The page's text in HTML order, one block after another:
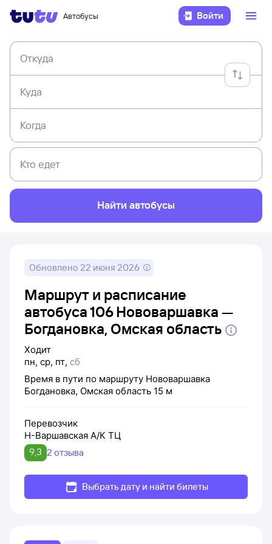
Автобусы Войти
Откуда
Куда
Когда
Кто едет
Найти автобусы
Обновлено 22 июня 2026
Маршрут и расписание
автобуса 106 Нововаршавка —
Богдановка, Омская область
Ходит
пн, ср, пт, сб
Время в пути по маршруту Нововаршавка
Богдановка, Омская область 15 м
Перевозчик
Н-Варшавская А/К ТЦ
9,3 2 отзыва
Выбрать дату и найти билеты